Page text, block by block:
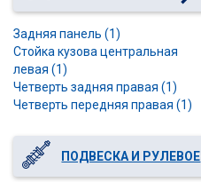
Задняя панель (1)
Стойка кузова центральная
левая (1)
Четверть задняя правая (1)
Четверть передняя правая (1)
ПОДВЕСКА И РУЛЕВОЕ